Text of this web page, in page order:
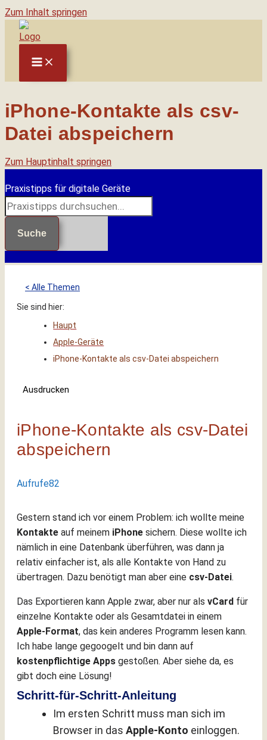
Zum Inhalt springen
iPhone-Kontakte als csv-
Datei abspeichern
Zum Hauptinhalt springen
Praxistipps für digitale Geräte
Suche
< Alle Themen
Sie sind hier:
Haupt
Apple-Geräte
iPhone-Kontakte als csv-Datei abspeichern
Ausdrucken
iPhone-Kontakte als csv-Datei
abspeichern
Aufrufe82
Gestern stand ich vor einem Problem: ich wollte meine
Kontakte auf meinem iPhone sichern. Diese wollte ich
nämlich in eine Datenbank überführen, was dann ja
relativ einfacher ist, als alle Kontakte von Hand zu
übertragen. Dazu benötigt man aber eine csv-Datei.
Das Exportieren kann Apple zwar, aber nur als vCard für
einzelne Kontakte oder als Gesamtdatei in einem
Apple-Format, das kein anderes Programm lesen kann.
Ich habe lange gegoogelt und bin dann auf
kostenpflichtige Apps gestoßen. Aber siehe da, es
gibt doch eine Lösung!
Schritt-für-Schritt-Anleitung
Im ersten Schritt muss man sich im
Browser in dasApple-Konto einloggen.